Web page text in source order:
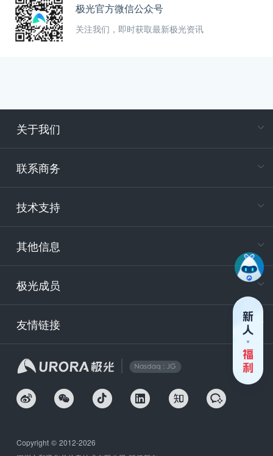
极光官方微信公众号
关注我们，即时获取最新极光资讯
关于我们
联系商务
技术支持
其他信息
极光成员
友情链接
Copyright © 2012-2026
电
400-
技
安
企